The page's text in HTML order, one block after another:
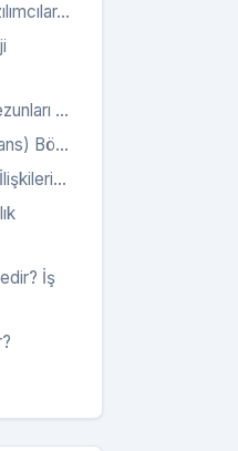
...
Bö...
İş